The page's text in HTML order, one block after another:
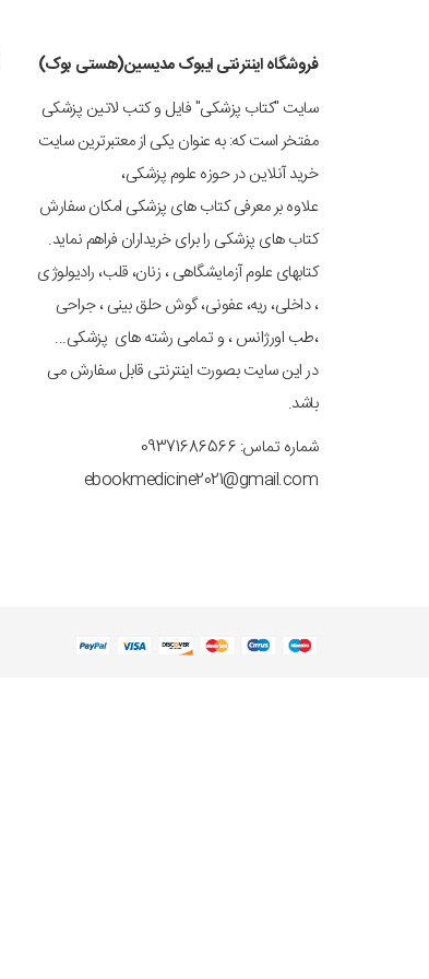
فروشگاه اینترنتی ایبوک مدیسین(هستی بوک)
سایت "کتاب پزشکی" فایل و کتب لاتین پزشکی
مفتخر است که: به عنوان یکی از معتبرترین سایت
خرید آنلاین در حوزه علوم پزشکی،
علاوه بر معرفی کتاب های پزشکی امکان سفارش
کتاب های پزشکی را برای خریداران فراهم نماید.
کتابهای علوم آزمایشگاهی ، زنان، قلب، رادیولوژی
، داخلی، ریه، عفونی، گوش حلق بینی ، جراحی
،طب اورژانس ، و تمامی رشته های پزشکی...
در این سایت بصورت اینترنتی قابل سفارش می
باشد.
شماره تماس: 09371686566
ebookmedicine2021@gmail.com